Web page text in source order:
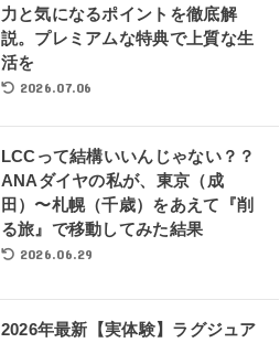
力と気になるポイントを徹底解
説。プレミアムな特典で上質な生
活を
2026.07.06
LCCって結構いいんじゃない？？
ANAダイヤの私が、東京（成
田）〜札幌（千歳）をあえて『削
る旅』で移動してみた結果
2026.06.29
2026年最新【実体験】ラグジュア